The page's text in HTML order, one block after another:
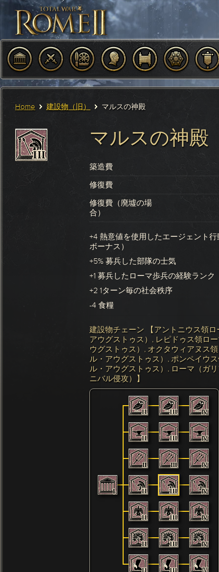
Home 建設物（旧） マルスの神殿
マルスの神殿
築造費
修復費
修復費（廃墟の場
合）
+4 熱意値を使用したエージェント
ボーナス）
+5% 募兵した部隊の士気
+1 募兵したローマ歩兵の経験ランク
+2 1ターン毎の社会秩序
-4 食糧
建設物チェーン 【アントニウス領
アウグストゥス）, レピドゥス領ロ
ウグストゥス）, オクタウィアヌス
ル・アウグストゥス）, ポンペイウ
ル・アウグストゥス）, ローマ（ガ
ニバル侵攻）】